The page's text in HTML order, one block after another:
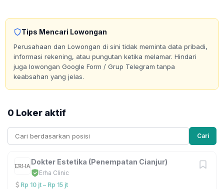
Tips Mencari Lowongan
Perusahaan dan Lowongan di sini tidak meminta data pribadi,
informasi rekening, atau pungutan ketika melamar. Hindari
juga lowongan Google Form / Grup Telegram tanpa
keabsahan yang jelas.
0 Loker aktif
Cari
Dokter Estetika (Penempatan Cianjur)
Erha Clinic
Rp 10 jt – Rp 15 jt